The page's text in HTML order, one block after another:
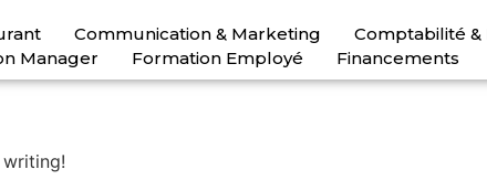
Communication & Marketing
Comptabilité &
Manager Formation Employé Financements